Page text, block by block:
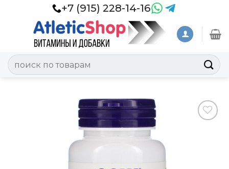
+7 (915) 228-14-16
Искать: